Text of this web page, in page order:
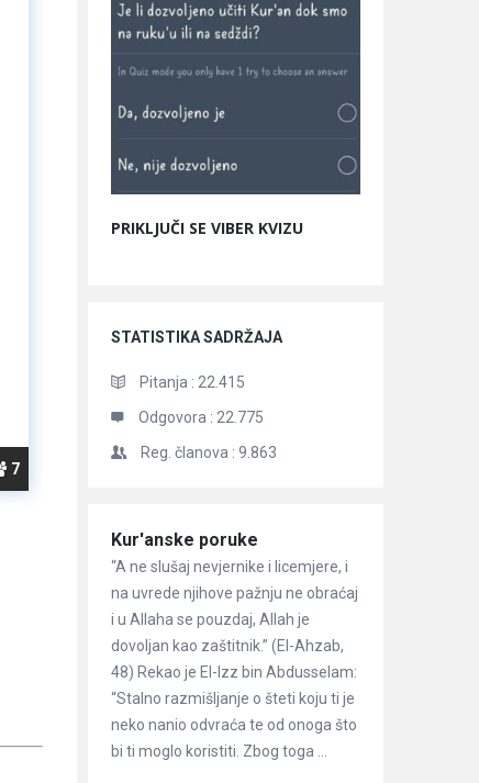
7
PRIKLJUČI SE VIBER KVIZU
STATISTIKA SADRŽAJA
Pitanja : 22.415
Odgovora : 22.775
Reg. članova : 9.863
Članci
Kur'anske poruke
“A ne slušaj nevjernike i licemjere, i
na uvrede njihove pažnju ne obraćaj
i u Allaha se pouzdaj, Allah je
dovoljan kao zaštitnik.” (El-Ahzab,
48) Rekao je El-Izz bin Abdusselam:
“Stalno razmišljanje o šteti koju ti je
neko nanio odvraća te od onoga što
bi ti moglo koristiti. Zbog toga ...